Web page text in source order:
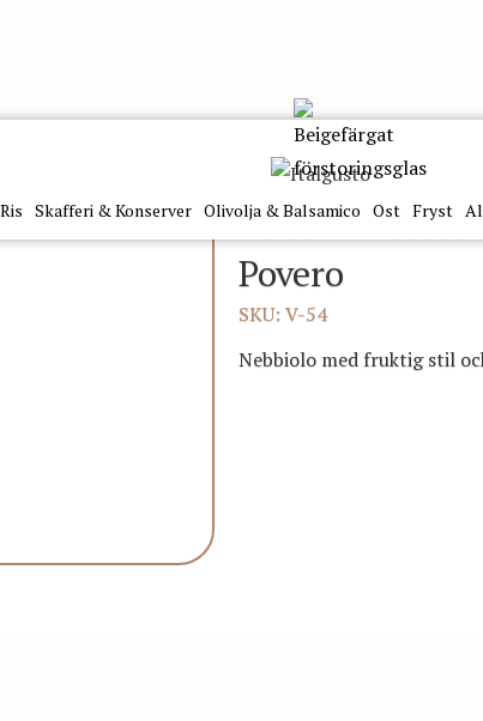
Skafferi & Konserver Olivolja & Balsamico Ost Fryst
Vino Nebbiolo
Povero
SKU: V-54
Nebbiolo med fruktig stil